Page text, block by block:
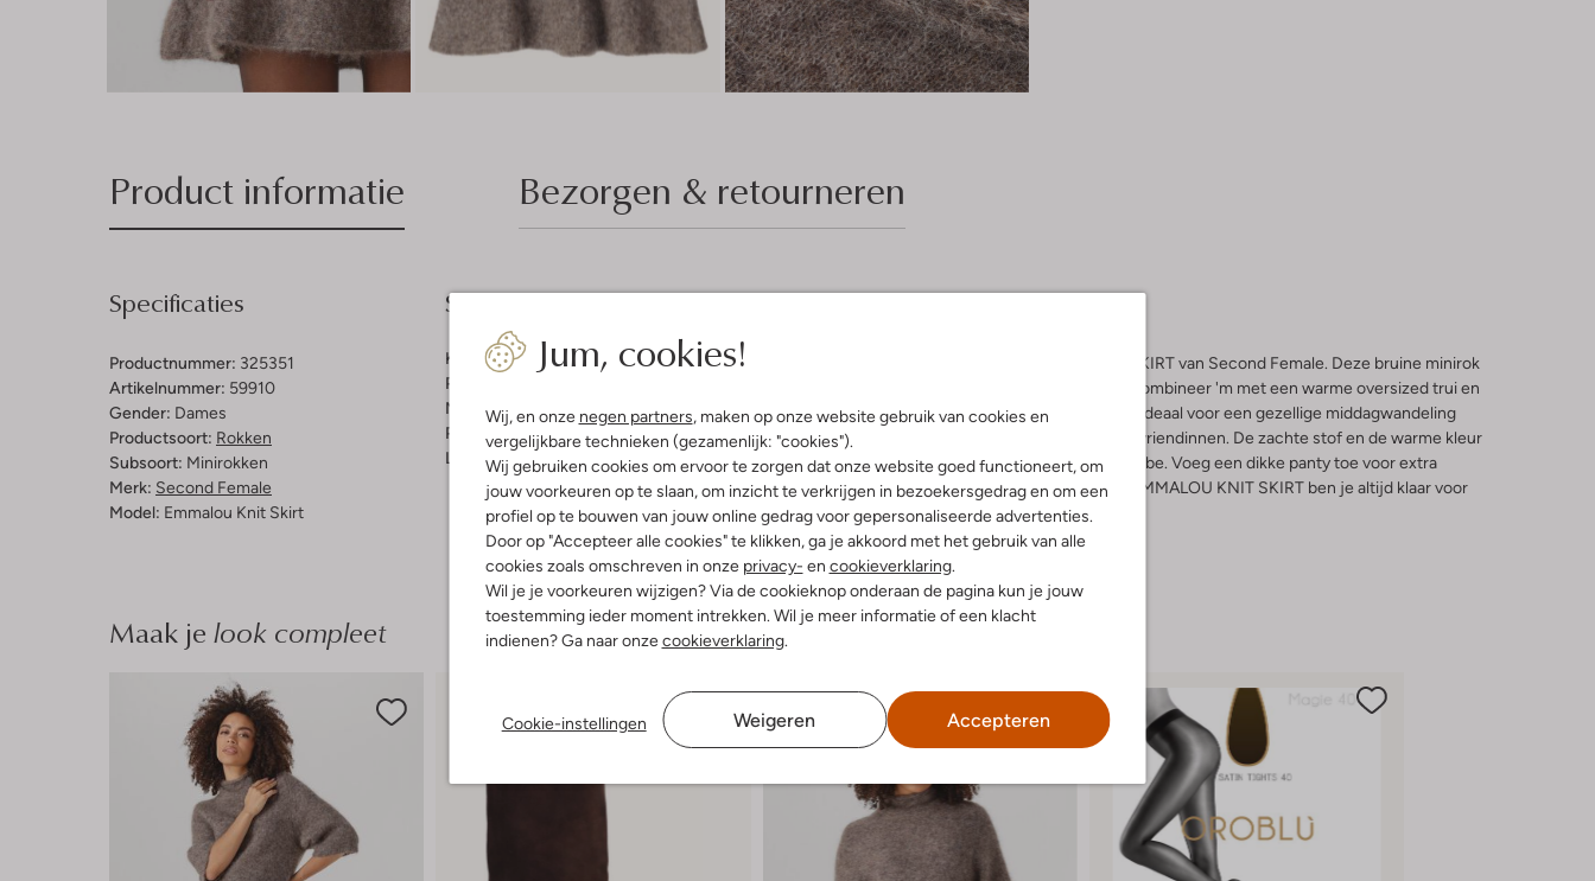
Jum, cookies!
Wij, en onze negen partners, maken op onze website gebruik van cookies en
vergelijkbare technieken (gezamenlijk: "cookies").
Wij gebruiken cookies om ervoor te zorgen dat onze website goed functioneert, om
jouw voorkeuren op te slaan, om inzicht te verkrijgen in bezoekersgedrag en om een
profiel op te bouwen van jouw online gedrag voor gepersonaliseerde advertenties.
Door op "Accepteer alle cookies" te klikken, ga je akkoord met het gebruik van alle
cookies zoals omschreven in onze privacy- en cookieverklaring.
Wil je je voorkeuren wijzigen? Via de cookieknop onderaan de pagina kun je jouw
toestemming ieder moment intrekken. Wil je meer informatie of een klacht
indienen? Ga naar onzecookieverklaring.
Cookie-instellingen Weigeren Accepteren
Product informatie Bezorgen & retourneren
Specificaties
Productnummer: 325351
Artikelnummer: 59910
Gender: Dames
Productsoort: Rokken
Subsoort: Minirokken
Merk: Second Female
Model: Emmalou Knit Skirt
Samenstelling & Pasvorm
Kleur:Bruin
Patroon:
Materiaal:
Pasvorm:
A-Lijn
Lengte: Kort
Omschrijving
Trek de aandacht met de EMMALOU KNIT SKIRT van Second Female. Deze bruine minirok
is perfect voor de herfst- en winterdagen. Combineer 'm met een warme oversized trui en
stoere enkellaarsjes voor een stijlvolle look. Ideaal voor een gezellige middagwandeling
door het park of een knusse koffiedate met vriendinnen. De zachte stof en de warme kleur
maken deze rok een must-have in je garderobe. Voeg een dikke panty toe voor extra
comfort tijdens de koudere dagen. Met de EMMALOU KNIT SKIRT ben je altijd klaar voor
een modieuze dag, ongeacht het weer.
Maak je look compleet